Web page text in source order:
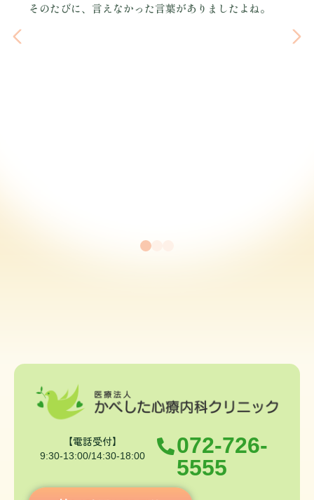
そのたびに、言えなかった言葉がありましたよね。
【電話受付】
9:30-13:00/14:30-18:00
072-726-
5555